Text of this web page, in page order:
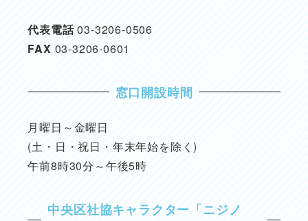
代表電話03-3206-0506
FAX 03-3206-0601
窓口開設時間
月曜日～金曜日
(土・日・祝日・年末年始を除く)
午前8時30分～午後5時
中央区社協キャラクター「ニジノ